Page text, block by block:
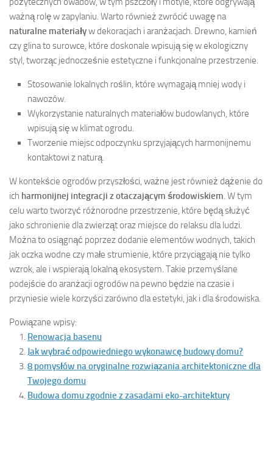
ważną rolę w zapylaniu. Warto również zwrócić uwagę na
naturalne materiaływ dekoracjach i aranżacjach. Drewno, kamień
czy glina to surowce, które doskonale wpisują się w ekologiczny
styl, tworząc jednocześnie estetyczne i funkcjonalne przestrzenie.
Stosowanie lokalnych roślin, które wymagają mniej wody i
nawozów.
Wykorzystanie naturalnych materiałów budowlanych, które
wpisują się w klimat ogrodu.
Tworzenie miejsc odpoczynku sprzyjających harmonijnemu
kontaktowi z naturą.
W kontekście ogrodów przyszłości, ważne jest również dążenie do
ich harmonijnej integracji z otaczającym środowiskiem. W tym
celu warto tworzyć różnorodne przestrzenie, które będą służyć
jako schronienie dla zwierząt oraz miejsce do relaksu dla ludzi.
Można to osiągnąć poprzez dodanie elementów wodnych, takich
jak oczka wodne czy małe strumienie, które przyciągają nie tylko
wzrok, ale i wspierają lokalną ekosystem. Takie przemyślane
podejście do aranżacji ogrodów na pewno będzie na czasie i
przyniesie wiele korzyści zarówno dla estetyki, jak i dla środowiska.
Powiązane wpisy:
Renowacja basenu
Jak wybrać odpowiedniego wykonawcę budowy domu?
8 pomysłów na oryginalne rozwiązania architektoniczne dla
Twojego domu
Budowa domu zgodnie z zasadami eko-architektury